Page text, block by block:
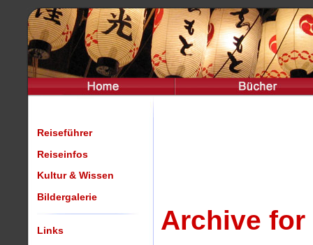
Reiseführer
Reiseinfos
Kultur & Wissen
Bildergalerie
Links
Archive for